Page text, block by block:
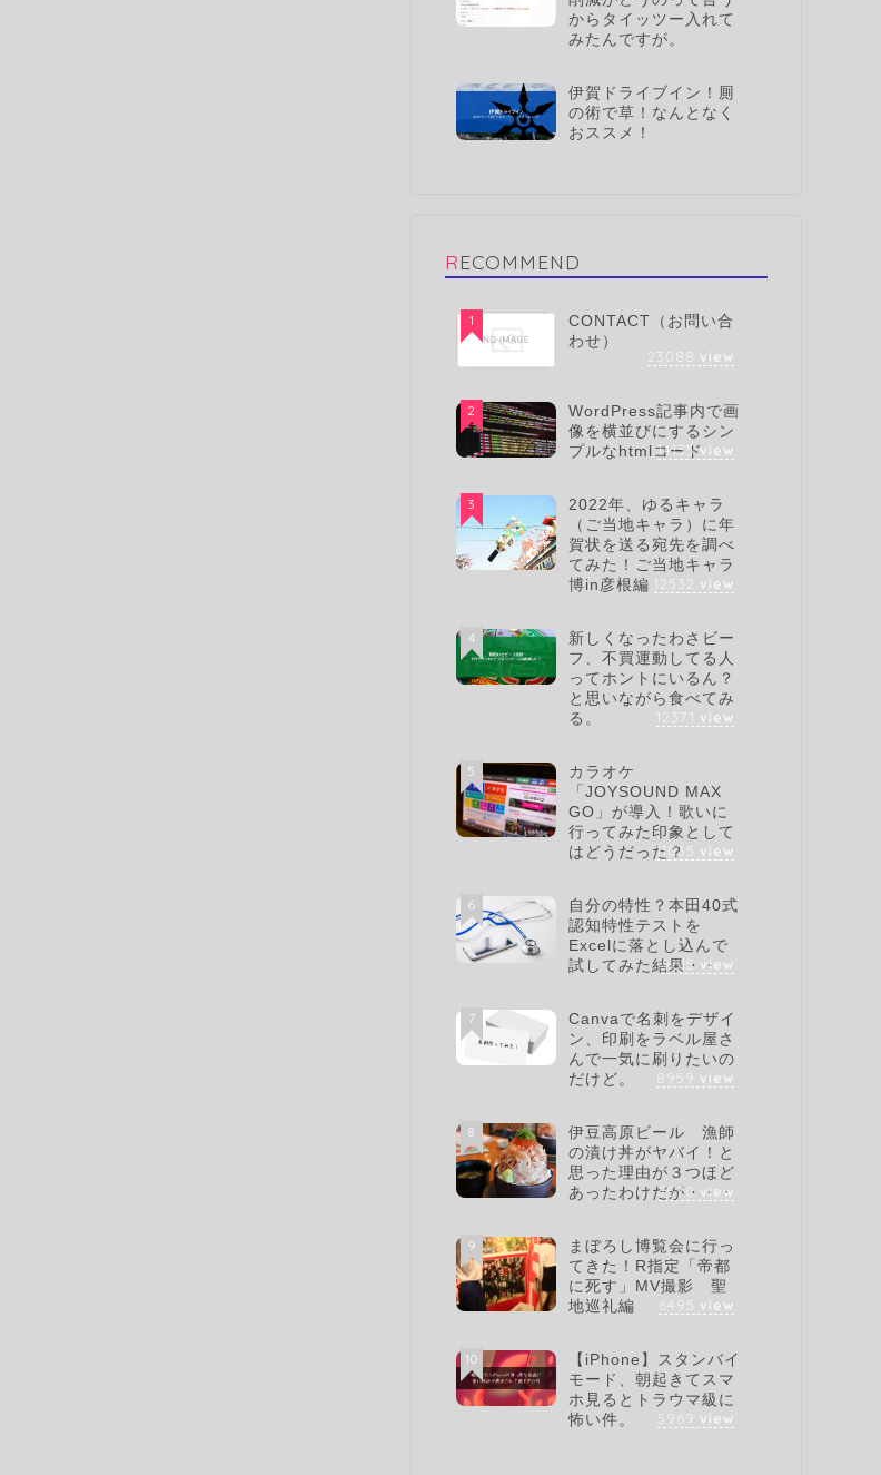
からタイッツー入れて
みたんですが。
伊賀ドライブイン！厠
の術で草！なんとなく
おススメ！
RECOMMEND
1
CONTACT（お問い合
わせ）
23088 view
2
WordPress記事内で画
像を横並びにするシン
プルなhtmlコード
14135view
3
2022年、ゆるキャラ
（ご当地キャラ）に年
賀状を送る宛先を調べ
てみた！ご当地キャラ
博in彦根編 12532 view
4
新しくなったわさビー
フ、不買運動してる人
ってホントにいるん？
と思いながら食べてみ
る。
12371 view
5
カラオケ
「JOYSOUND MAX
GO」が導入！歌いに
行ってみた印象として
はどうだった？
11035 view
6
自分の特性？本田40式
認知特性テストを
Excelに落とし込んで
試してみた結果・・
9615 view
7
Canvaで名刺をデザイ
ン、印刷をラベル屋さ
んで一気に刷りたいの
だけど。
8959 view
8
伊豆高原ビール 漁師
の漬け丼がヤバイ！と
思った理由が３つほど
あったわけだが・・・
7570 view
9
まぼろし博覧会に行っ
てきた！R指定「帝都
に死す」MV撮影 聖
地巡礼編
6495 view
10
【iPhone】スタンバイ
モード、朝起きてスマ
ホ見るとトラウマ級に
怖い件。
5969 view